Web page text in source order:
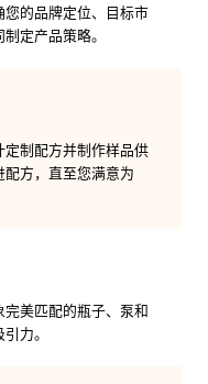
的品牌定位、目标市
定产品策略。
制配方并制作样品供
方，直至您满意为
美匹配的瓶子、泵和
力。